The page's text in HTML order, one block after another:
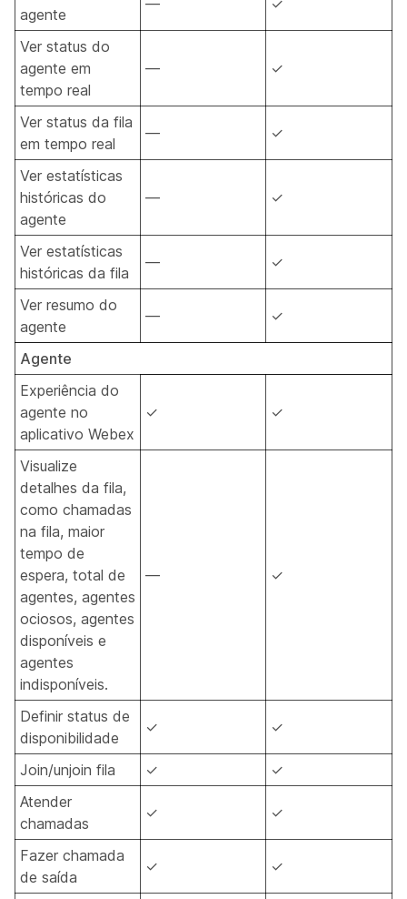
agente
— ✓
Ver status do
agente em
tempo real
— ✓
Ver status da fila
em tempo real
— ✓
Ver estatísticas
históricas do
agente
— ✓
Ver estatísticas
históricas da fila
— ✓
Ver resumo do
agente
— ✓
Agente
Experiência do
agente no
aplicativo Webex
✓ ✓
Visualize
detalhes da fila,
como chamadas
na fila, maior
tempo de
espera, total de
agentes, agentes
ociosos, agentes
disponíveis e
agentes
indisponíveis.
— ✓
Definir status de
disponibilidade
✓ ✓
Join/unjoin fila ✓
✓
Atender
chamadas
✓ ✓
Fazer chamada
de saída
✓ ✓